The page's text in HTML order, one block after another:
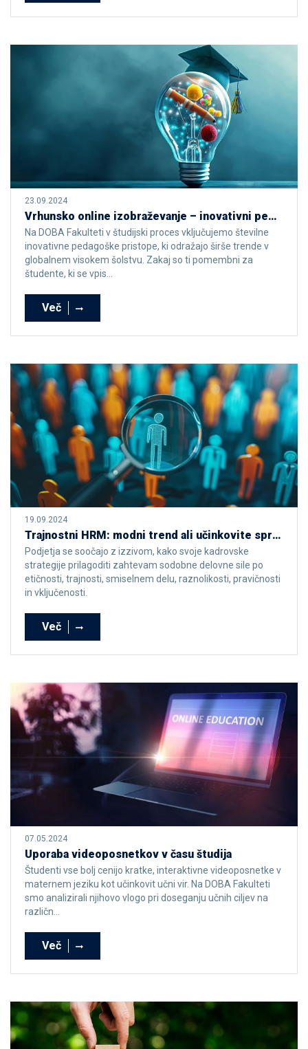
23.09.2024
Vrhunsko online izobraževanje – inovativni pedagoški pristopi, ki jih podpira najsodobnejša tehnologija
Na DOBA Fakulteti v študijski proces vključujemo številne
inovativne pedagoške pristope, ki odražajo širše trende v
globalnem visokem šolstvu. Zakaj so ti pomembni za
študente, ki se vpis...
Več
19.09.2024
Trajnostni HRM: modni trend ali učinkovite spremembe?
Podjetja se soočajo z izzivom, kako svoje kadrovske
strategije prilagoditi zahtevam sodobne delovne sile po
etičnosti, trajnosti, smiselnem delu, raznolikosti, pravičnosti
in vključenosti.
Več
07.05.2024
Uporaba videoposnetkov v času študija
Študenti vse bolj cenijo kratke, interaktivne videoposnetke v
maternem jeziku kot učinkovit učni vir. Na DOBA Fakulteti
smo analizirali njihovo vlogo pri doseganju učnih ciljev na
različn...
Več